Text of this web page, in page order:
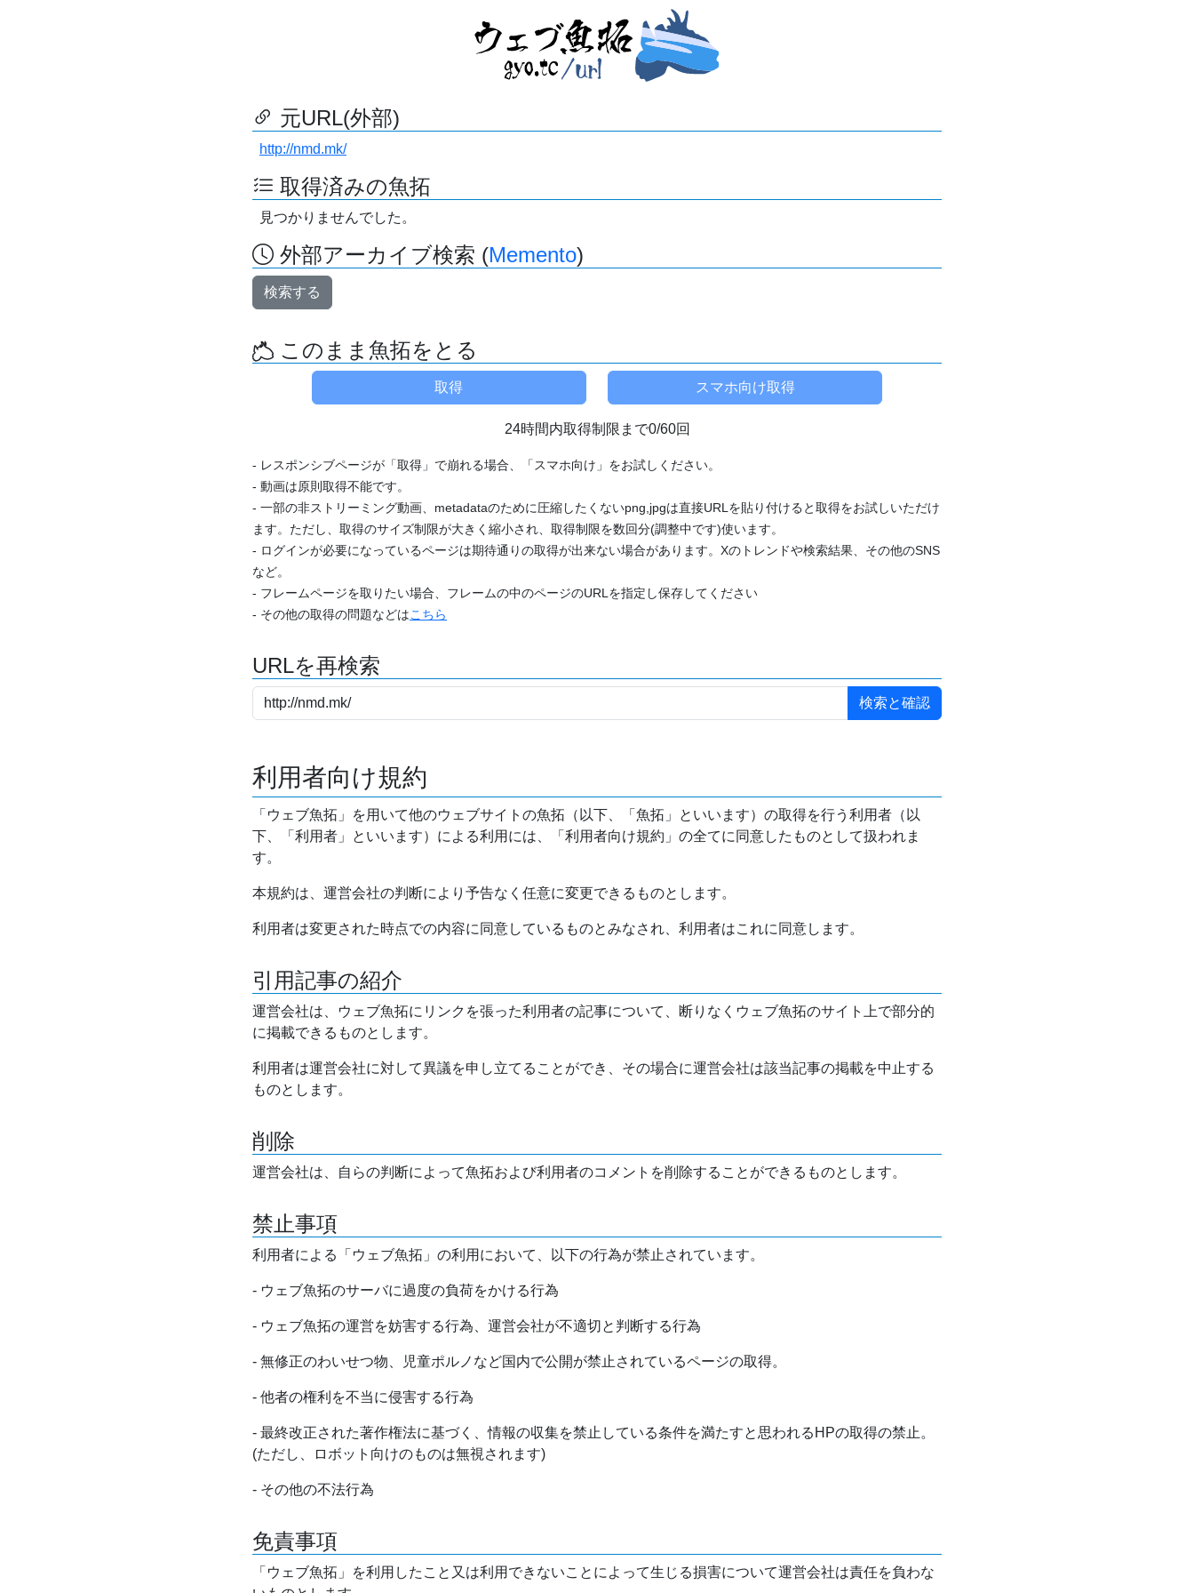
元URL(外部)
http://nmd.mk/
取得済みの魚拓
見つかりませんでした。
外部アーカイブ検索 (Memento)
検索する
このまま魚拓をとる
24時間内取得制限まで0/60回
- レスポンシブページが「取得」で崩れる場合、「スマホ向け」をお試しください。
- 動画は原則取得不能です。
- 一部の非ストリーミング動画、metadataのために圧縮したくないpng,jpgは直接URLを貼り付けると取得をお試しいただけ
ます。ただし、取得のサイズ制限が大きく縮小され、取得制限を数回分(調整中です)使います。
- ログインが必要になっているページは期待通りの取得が出来ない場合があります。Xのトレンドや検索結果、その他のSNS
など。
- フレームページを取りたい場合、フレームの中のページのURLを指定し保存してください
- その他の取得の問題などはこちら
URLを再検索
利用者向け規約
「ウェブ魚拓」を用いて他のウェブサイトの魚拓（以下、「魚拓」といいます）の取得を行う利用者（以
下、「利用者」といいます）による利用には、「利用者向け規約」の全てに同意したものとして扱われま
す。
本規約は、運営会社の判断により予告なく任意に変更できるものとします。
利用者は変更された時点での内容に同意しているものとみなされ、利用者はこれに同意します。
引用記事の紹介
運営会社は、ウェブ魚拓にリンクを張った利用者の記事について、断りなくウェブ魚拓のサイト上で部分的
に掲載できるものとします。
利用者は運営会社に対して異議を申し立てることができ、その場合に運営会社は該当記事の掲載を中止する
ものとします。
削除
運営会社は、自らの判断によって魚拓および利用者のコメントを削除することができるものとします。
禁止事項
利用者による「ウェブ魚拓」の利用において、以下の行為が禁止されています。
- ウェブ魚拓のサーバに過度の負荷をかける行為
- ウェブ魚拓の運営を妨害する行為、運営会社が不適切と判断する行為
- 無修正のわいせつ物、児童ポルノなど国内で公開が禁止されているページの取得。
- 他者の権利を不当に侵害する行為
- 最終改正された著作権法に基づく、情報の収集を禁止している条件を満たすと思われるHPの取得の禁止。
(ただし、ロボット向けのものは無視されます)
- その他の不法行為
免責事項
「ウェブ魚拓」を利用したこと又は利用できないことによって生じる損害について運営会社は責任を負わな